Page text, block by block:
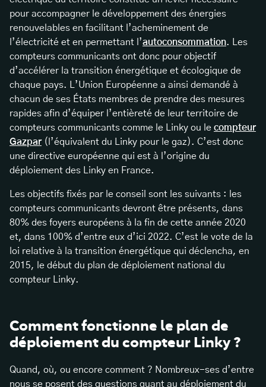
pour accompagner le développement des énergies
renouvelables en facilitant l’acheminement de
l’électricité et en permettant l’autoconsommation. Les
compteurs communicants ont donc pour objectif
d’accélérer la transition énergétique et écologique de
chaque pays. L’Union Européenne a ainsi demandé à
chacun de ses États membres de prendre des mesures
rapides afin d’équiper l’entièreté de leur territoire de
compteurs communicants comme le Linky ou le compteur
Gazpar(l’équivalent du Linky pour le gaz). C’est donc
une directive européenne qui est à l’origine du
déploiement des Linky en France.
Les objectifs fixés par le conseil sont les suivants : les
compteurs communicants devront être présents, dans
80% des foyers européens à la fin de cette année 2020
et, dans 100% d’entre eux d’ici 2022. C’est le vote de la
loi relative à la transition énergétique qui déclencha, en
2015, le début du plan de déploiement national du
compteur Linky.
Comment fonctionne le plan de
déploiement du compteur Linky ?
Quand, où, ou encore comment ? Nombreux-ses d’entre
nous se posent des questions quant au déploiement du